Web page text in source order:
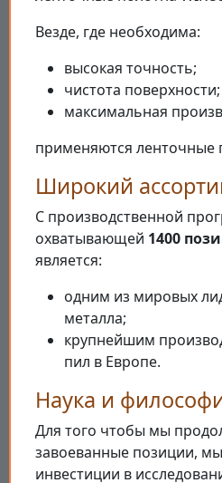
Везде, где необходима:
высокая точность;
чистота поверхности;
максимальная
применяются ленточные
Широкий
С производственной
охватывающей 1400
является:
одним из мировых
металла;
крупнейшим
пил в Европе.
Наука и
Для того чтобы мы
завоеванные позиции,
инвестиции в